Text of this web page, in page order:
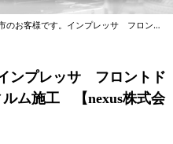
様です。インプレッサ フロントドアガラス・リア5面フィルム施工 【nexus株式会社】
ンプレッサ フロントド
ルム施工 【nexus株式会